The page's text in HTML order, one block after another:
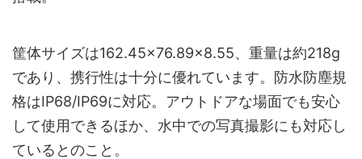
筐体サイズは162.45×76.89×8.55、重量は約218g
であり、携行性は十分に優れています。防水防塵規
格はIP68/IP69に対応。アウトドアな場面でも安心
して使用できるほか、水中での写真撮影にも対応し
ているとのこと。